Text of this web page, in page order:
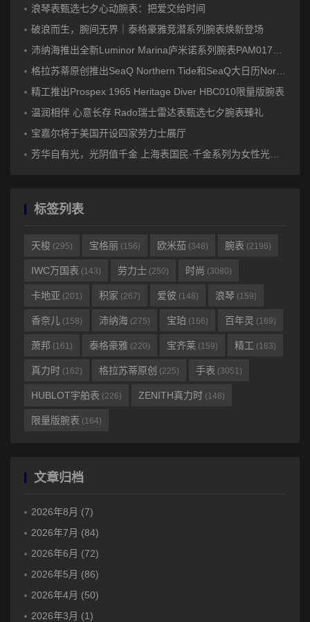
浪琴表甄选七夕心动腕表：把爱交给时间
破浪而生，腕间无界｜泰格豪雅竞潜系列腕表焕新登场
沛纳海推出全新Luminor Marina庐米诺系列腕表PAM01707 标志性设计融合高科技材质
格拉苏蒂原创推出SeaQ Northern Tide和SeaQ大日历Northern Tide限量版腕表
精工推出Prospex 1965 Heritage Diver HBC010限量版腕表
温润相伴 心意长存 Rado瑞士雷达表甄选七夕腕表臻礼
宝嘉尔将于美国开设四家劳力士展厅
芳华自有光，光阴值千金 上海表国民·千金系列为女性光芒加冕
标签列表
天梭 (295) 宝格丽 (156) 欧米茄 (348) 腕表 (2196)
IWC万国表 (143) 劳力士 (250) 时尚 (3080)
卡地亚 (201) 积家 (267) 爱彼 (148) 浪琴 (159)
香奈儿 (158) 沛纳海 (275) 宝珀 (166) 百年灵 (169)
萧邦 (161) 泰格豪雅 (220) 宝齐莱 (159) 精工 (183)
真力时 (162) 格拉苏蒂原创 (225) 手表 (3051)
HUBLOT宇舶表 (226) ZENITH真力时 (148)
限量版腕表 (164)
文章归档
2026年8月 (7)
2026年7月 (84)
2026年6月 (72)
2026年5月 (86)
2026年4月 (50)
2026年3月 (1)